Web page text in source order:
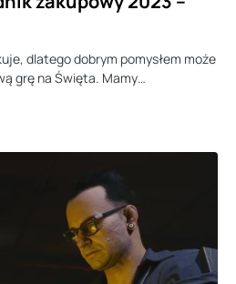
dlatego dobrym pomysłem może
grę na Święta. Mamy…